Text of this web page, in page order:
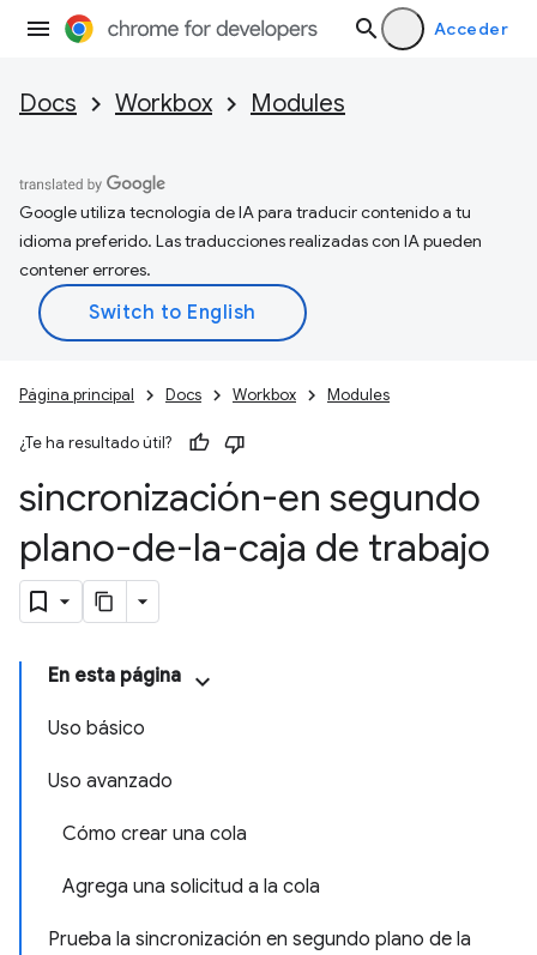
Acceder
Docs Workbox Modules
Google utiliza tecnología de IA para traducir contenido a tu
idioma preferido. Las traducciones realizadas con IA pueden
contener errores.
Página principal Docs Workbox Modules
¿Te ha resultado útil?
sincronización-en segundo
plano-de-la-caja de trabajo
En esta página
Uso básico
Uso avanzado
Cómo crear una cola
Agrega una solicitud a la cola
Prueba la sincronización en segundo plano de la